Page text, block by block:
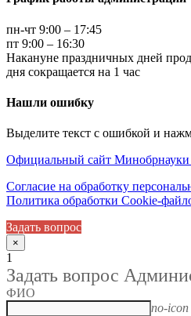
пн-чт 9:00 – 17:45
пт 9:00 – 16:30
Накануне праздничных дней
дня сокращается на 1 час
Нашли ошибку
Выделите текст с ошибкой и
Официальный сайт
Согласие на обработку
Политика обработки Cookie-
Задать вопрос
×
1
Задать вопрос
ФИО
no-icon